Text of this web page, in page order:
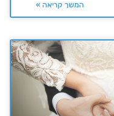
המשך קריאה »